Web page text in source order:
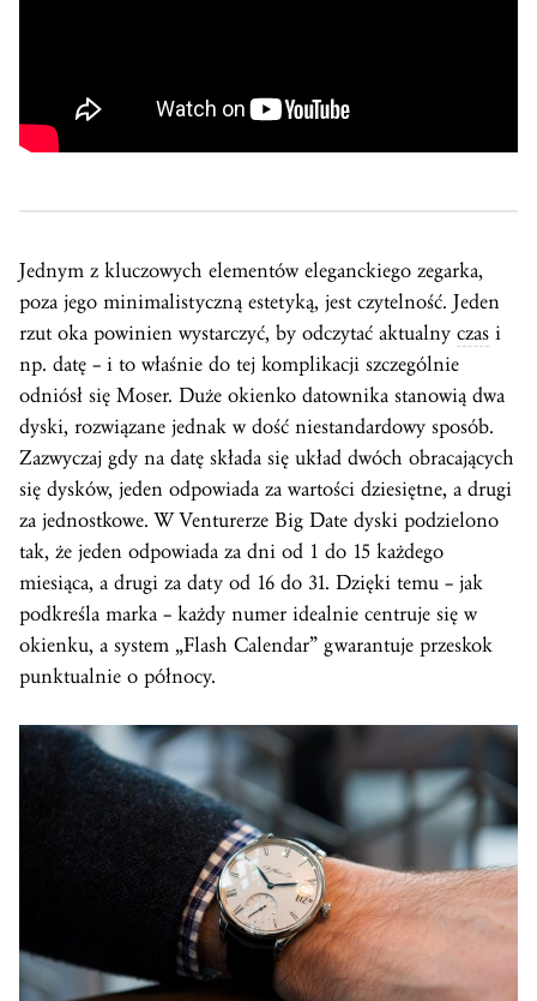
Jednym z kluczowych elementów eleganckiego zegarka,
poza jego minimalistyczną estetyką, jest czytelność. Jeden
rzut oka powinien wystarczyć, by odczytać aktualny czas i
np. datę – i to właśnie do tej komplikacji szczególnie
odniósł się Moser. Duże okienko datownika stanowią dwa
dyski, rozwiązane jednak w dość niestandardowy sposób.
Zazwyczaj gdy na datę składa się układ dwóch obracających
się dysków, jeden odpowiada za wartości dziesiętne, a drugi
za jednostkowe. W Venturerze Big Date dyski podzielono
tak, że jeden odpowiada za dni od 1 do 15 każdego
miesiąca, a drugi za daty od 16 do 31. Dzięki temu – jak
podkreśla marka – każdy numer idealnie centruje się w
okienku, a system „Flash Calendar” gwarantuje przeskok
punktualnie o północy.